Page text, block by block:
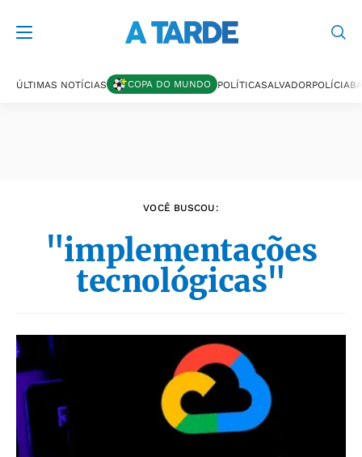
ÚLTIMAS NOTÍCIAS COPA DO MUNDO POLÍTICASALVADORPOLÍCIA
VOCÊ BUSCOU:
"implementações
tecnológicas"